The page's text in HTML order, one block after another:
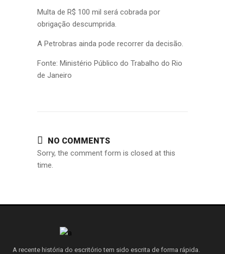
Multa de R$ 100 mil será cobrada por
obrigação descumprida.
A Petrobras ainda pode recorrer da decisão.
Fonte: Ministério Público do Trabalho do Rio
de Janeiro
NO COMMENTS
Sorry, the comment form is closed at this
time.
A recente história do escritório tem sido escrita de forma rápida.